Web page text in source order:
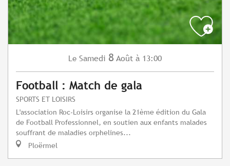
Le Samedi 8 Août à 13:00
Football : Match de gala
SPORTS ET LOISIRS
L'association Roc-Loisirs organise la 21ème édition du Gala
de Football Professionnel, en soutien aux enfants malades
souffrant de maladies orphelines...
Ploërmel